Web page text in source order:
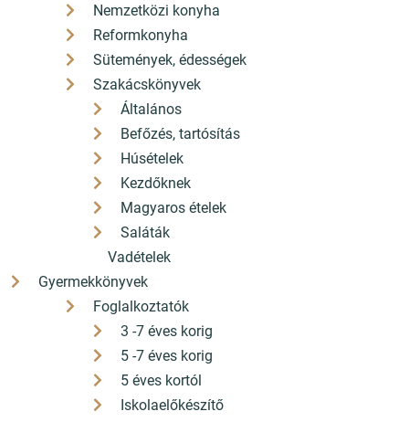
Nemzetközi konyha
Reformkonyha
Sütemények, édességek
Szakácskönyvek
Általános
Befőzés, tartósítás
Húsételek
Kezdőknek
Magyaros ételek
Saláták
Vadételek
Gyermekkönyvek
Foglalkoztatók
3 -7 éves korig
5 -7 éves korig
5 éves kortól
Iskolaelőkészítő